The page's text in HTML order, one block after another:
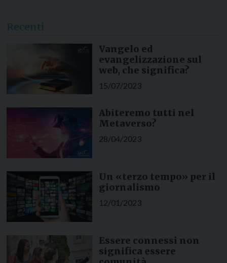
Recenti
Vangelo ed
evangelizzazione sul
web, che significa?
15/07/2023
Abiteremo tutti nel
Metaverso?
28/04/2023
Un «terzo tempo» per il
giornalismo
12/01/2023
Essere connessi non
significa essere